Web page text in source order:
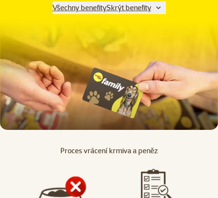
Všechny benefitySkrýt benefity
Proces vrácení krmiva a peněz